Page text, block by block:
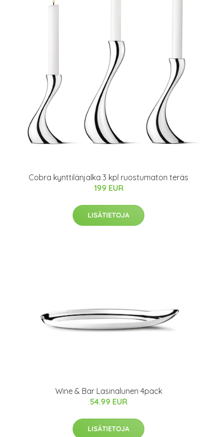
Cobra kynttilänjalka 3 kpl ruostumaton teräs
199 EUR
LISÄTIETOJA
Wine & Bar Lasinalunen 4pack
54.99 EUR
LISÄTIETOJA